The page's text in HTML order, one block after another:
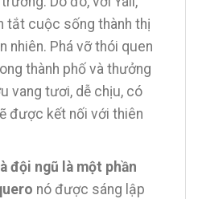
tắt cuộc sống thành thị
nhiên. Phá vỡ thói quen
thành phố và thưởng
vang tươi, dễ chịu, có
được kết nối với thiên
đội ngũ là một phần
nó được sáng lập